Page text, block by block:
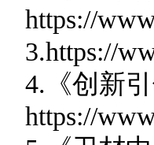
https://
3.https://
4.《创新
https://